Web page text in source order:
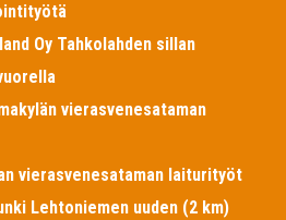
Oy Tahkolahden sillan
vierasvenesataman
vierasvenesataman laiturityöt
Lehtoniemen uuden (2 km)